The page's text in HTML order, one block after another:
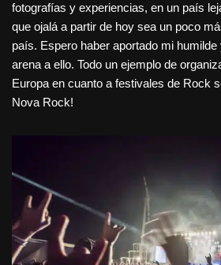
fotografías y experiencias, en un país
que ojalá a partir de hoy sea un poco
país. Espero haber aportado mi
arena a ello. Todo un ejemplo de
Europa en cuanto a festivales de Rock
Nova Rock!